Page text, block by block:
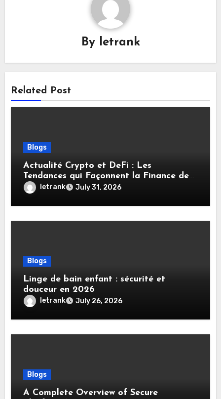
By letrank
Related Post
Blogs
Actualité Crypto et DeFi : Les
Tendances qui Façonnent la Finance de
Demain
letrank July 31, 2026
Blogs
Linge de bain enfant : sécurité et
douceur en 2026
letrank July 26, 2026
Blogs
A Complete Overview of Secure